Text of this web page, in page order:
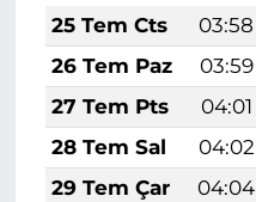
25 Tem Cts
03:58
26 Tem Paz
03:59
27 Tem Pts
04:01
28 Tem Sal
04:02
29 Tem Çar
04:04